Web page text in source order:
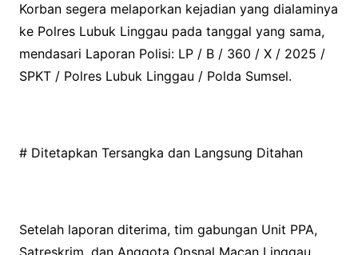
Korban segera melaporkan kejadian yang dialaminya
ke Polres Lubuk Linggau pada tanggal yang sama,
mendasari Laporan Polisi: LP / B / 360 / X / 2025 /
SPKT / Polres Lubuk Linggau / Polda Sumsel.
# Ditetapkan Tersangka dan Langsung Ditahan
Setelah laporan diterima, tim gabungan Unit PPA,